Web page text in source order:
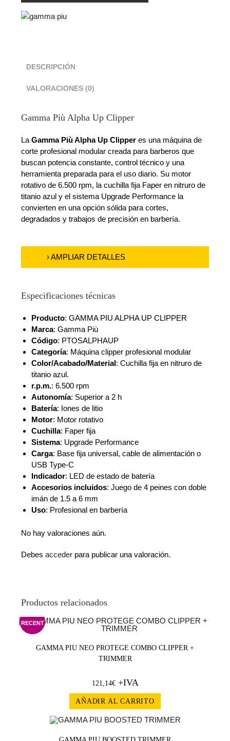
DESCRIPCIÓN
VALORACIONES (0)
Gamma Più Alpha Up Clipper
LaGamma Più Alpha Up Clipper es una máquina de
corte profesional modular creada para barberos que
buscan potencia constante, control técnico y una
herramienta preparada para el uso diario. Su motor
rotativo de 6.500 rpm, la cuchilla fija Faper en nitruro de
titanio azul y el sistema Upgrade Performance la
convierten en una opción sólida para cortes,
degradados y trabajos de precisión en barbería.
› AMPLIAR DETALLES
Especificaciones técnicas
Producto: GAMMA PIU ALPHA UP CLIPPER
Marca: Gamma Più
Código: PTOSALPHAUP
Categoría: Máquina clipper profesional modular
Color/Acabado/Material: Cuchilla fija en nitruro de
titanio azul.
r.p.m.: 6.500 rpm
Autonomía: Superior a 2 h
Batería: Iones de litio
Motor: Motor rotativo
Cuchilla: Faper fija
Sistema: Upgrade Performance
Carga: Base fija universal, cable de alimentación o
USB Type-C
Indicador: LED de estado de batería
Accesorios incluidos: Juego de 4 peines con doble
imán de 1.5 a 6 mm
Uso: Profesional en barbería
No hay valoraciones aún.
Debesacceder para publicar una valoración.
Productos relacionados
RECENT
GAMMA PIU NEO PROTEGE COMBO CLIPPER +
TRIMMER
121,14€+IVA
AÑADIR AL CARRITO
¡OFERT